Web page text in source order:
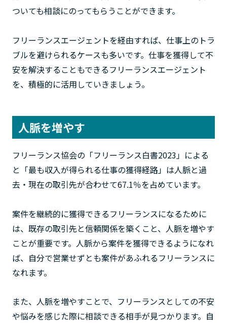
ついても相談にのってもらうことができます。
フリーランスエージェントを経由すれば、仕事上のトラ
ブルを避けられるケースも多いです。仕事を獲得して不
安を解決することもできるフリーランスエージェント
を、積極的に活用していきましょう。
人脈を増やす
フリーランス協会の「フリーランス白書2023」による
と「最も収入が得られる仕事の獲得経路」は人脈と過
去・現在の取引先が合わせて67.1％を占めています。
案件を継続的に獲得できるフリーランスになるために
は、既存の取引先と信頼関係を築くこと、人脈を増やす
ことが重要です。人脈から案件を獲得できるようになれ
ば、自分で営業せずとも案件があふれるフリーランスに
なれます。
また、人脈を増やすことで、フリーランスとしての不安
や悩みを感じた際に相談できる相手が見つかります。自